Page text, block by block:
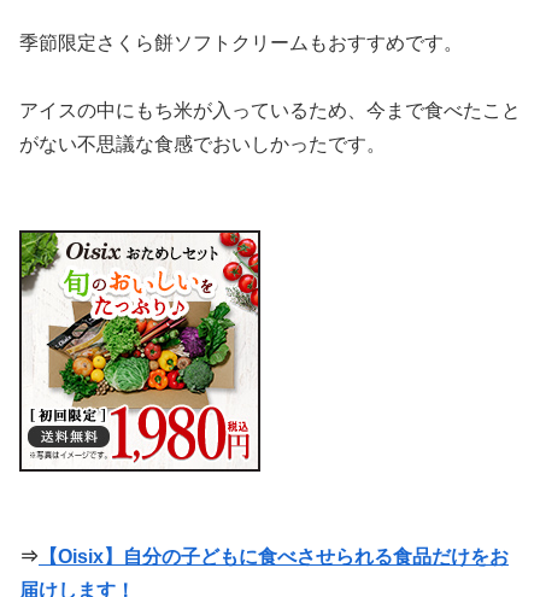
季節限定さくら餅ソフトクリームもおすすめです。
アイスの中にもち米が入っているため、今まで食べたこと
がない不思議な食感でおいしかったです。
⇒ 【Oisix】自分の子どもに食べさせられる食品だけをお
届けします！